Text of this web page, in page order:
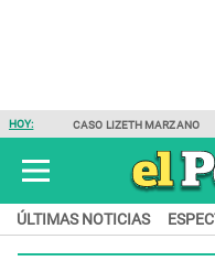
HOY: CASO LIZETH MARZANO
ÚLTIMAS NOTICIAS